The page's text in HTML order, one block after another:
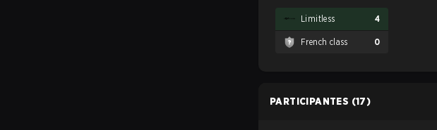
Limitless 4
French class 0
PARTICIPANTES (17)